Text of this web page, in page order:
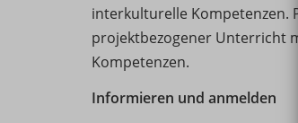
interkulturelle Kompetenzen.
projektbezogener Unterricht
Kompetenzen.
Informieren und anmelden